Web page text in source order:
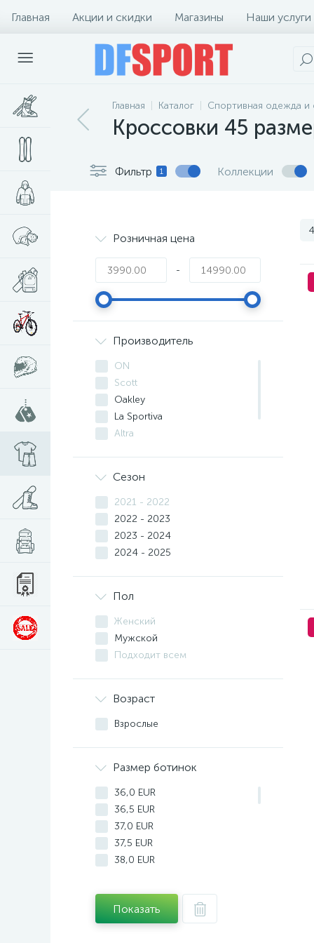
Главная Акции и скидки Магазины Наши услуги
Главная Каталог Спортивная одежда и
Кроссовки 45
Фильтр 1 Коллекции
Розничная цена
-
Производитель
ON
Scott
Oakley
La Sportiva
Altra
Сезон
2021 - 2022
2022 - 2023
2023 - 2024
2024 - 2025
Пол
Женский
Мужской
Подходит всем
Возраст
Взрослые
Размер ботинок
36,0 EUR
36,5 EUR
37,0 EUR
37,5 EUR
38,0 EUR
39,0 EUR
39,5 EUR
40,0 EUR
Показать